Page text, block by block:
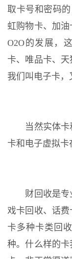
取卡号和密码
虹购物卡、加
O2O的发展，
卡、唯品卡、
我们叫电子卡，
当然实体卡
卡和电子虚拟卡
财回收是专
戏卡回收、话
卡多种卡类回
种。什么样的